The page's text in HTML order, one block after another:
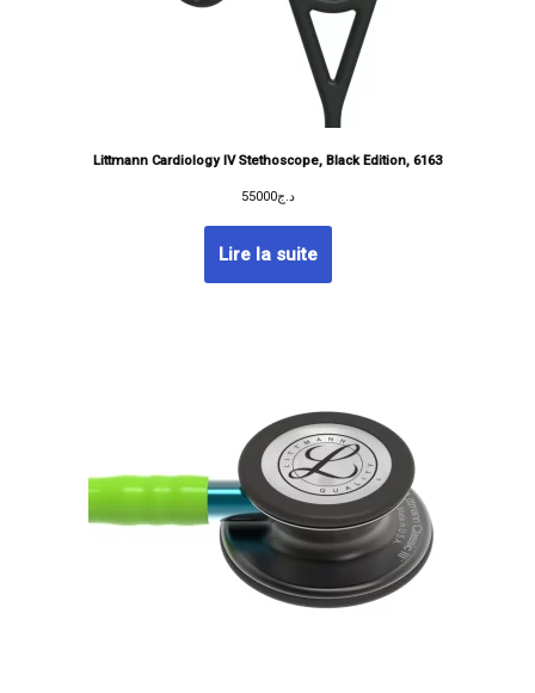
Littmann Cardiology IV Stethoscope, Black Edition, 6163
د.ج55000
Lire la suite